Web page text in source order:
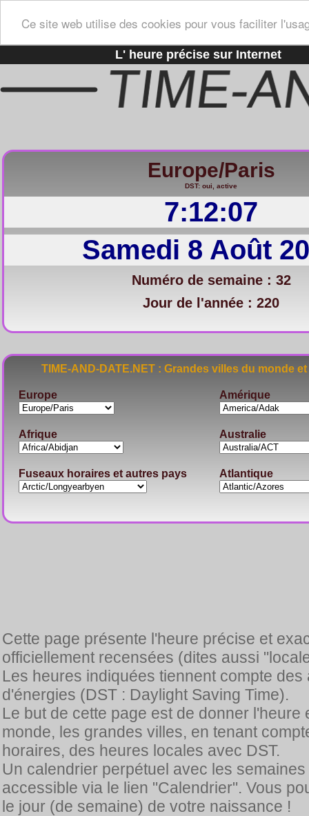
Ce site web utilise des cookies pour vous faciliter
L' heure précise sur Internet
Europe/Paris
DST: oui, active
7:12:08
Samedi 8 Août
Numéro de semaine : 32
Jour de l'année : 220
TIME-AND-DATE.NET : Grandes villes du
Europe Amérique
Afrique Australie
Fuseaux horaires et autres pays Atlantique
Cette page présente l'heure précise et
officiellement recensées (dites aussi
Les heures indiquées tiennent compte
d'énergies (DST : Daylight Saving Time).
Le but de cette page est de donner
monde, les grandes villes, en tenant
horaires, des heures locales avec DST.
Un calendrier perpétuel avec les
accessible via le lien "Calendrier". Vous
le jour (de semaine) de votre naissance !